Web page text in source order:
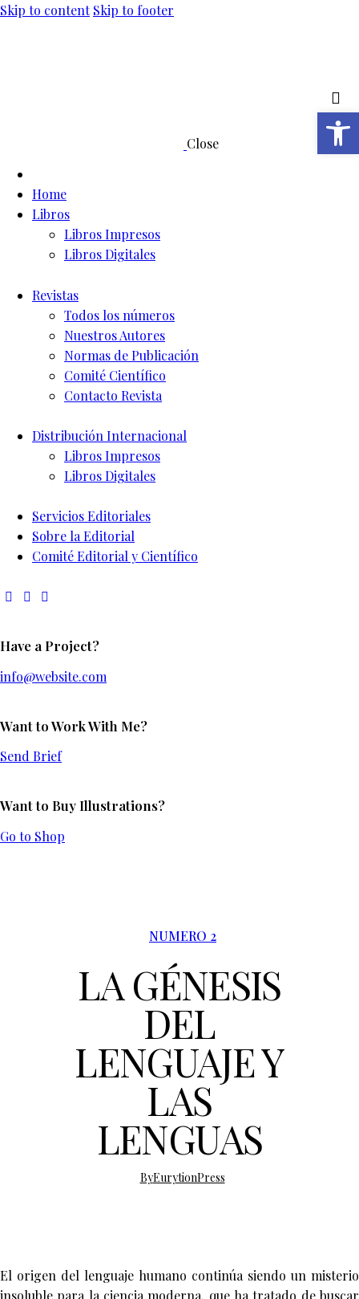
Skip to content Skip to footer
Close
Home
Libros
Libros Impresos
Libros Digitales
Revistas
Todos los números
Nuestros Autores
Normas de Publicación
Comité Científico
Contacto Revista
Distribución Internacional
Libros Impresos
Libros Digitales
Servicios Editoriales
Sobre la Editorial
Comité Editorial y Científico
Have a Project?
info@website.com
Want to Work With Me?
Send Brief
Want to Buy Illustrations?
Go to Shop
NUMERO 2
LA GÉNESIS
DEL
LENGUAJE Y
LAS
LENGUAS
ByEurytionPress
El origen del lenguaje humano continúa siendo un misterio
insoluble para la ciencia moderna, que ha tratado de buscar
Abrir barra de herramientas